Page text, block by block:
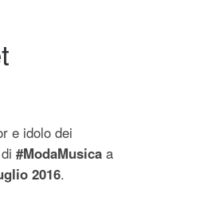
e idolo dei
#ModaMusicaa
2016.